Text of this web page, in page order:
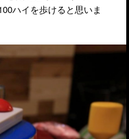
ハイを歩けると思いま